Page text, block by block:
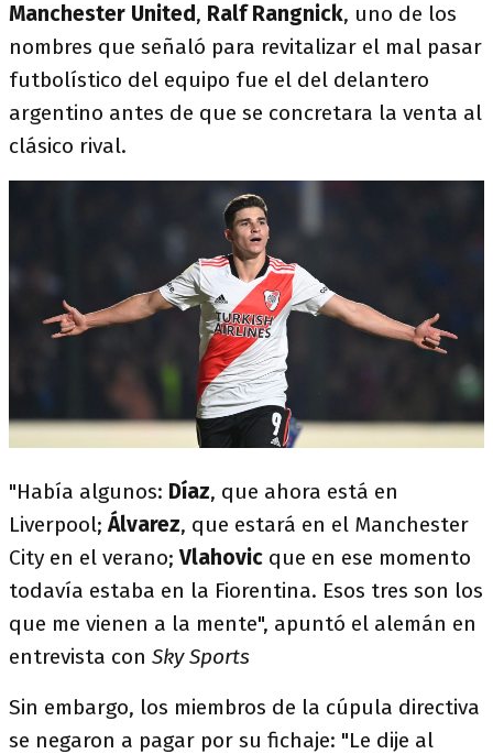
Manchester United, Ralf Rangnick, uno de los
nombres que señaló para revitalizar el mal pasar
futbolístico del equipo fue el del delantero
argentino antes de que se concretara la venta al
clásico rival.
"Había algunos: Díaz, que ahora está en
Liverpool;Álvarez, que estará en el Manchester
City en el verano;Vlahovic que en ese momento
todavía estaba en la Fiorentina. Esos tres son los
que me vienen a la mente", apuntó el alemán en
entrevista con Sky Sports
Sin embargo, los miembros de la cúpula directiva
se negaron a pagar por su fichaje: "Le dije al